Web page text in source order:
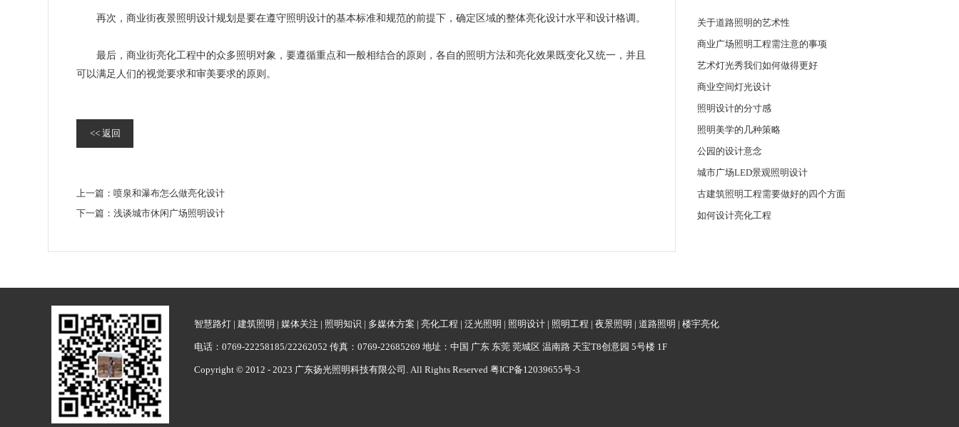
再次，商业街夜景照明设计规划是要在遵守照明设计的基本标准和规范的前提下，确定区域的整体亮化设计水平和设计格调。
最后，商业街亮化工程中的众多照明对象，要遵循重点和一般相结合的原则，各自的照明方法和亮化效果既变化又统一，并且
可以满足人们的视觉要求和审美要求的原则。
<< 返回
上一篇： 喷泉和瀑布怎么做亮化设计
下一篇： 浅谈城市休闲广场照明设计
关于道路照明的艺术性
商业广场照明工程需注意的事项
艺术灯光秀我们如何做得更好
商业空间灯光设计
照明设计的分寸感
照明美学的几种策略
公园的设计意念
城市广场LED景观照明设计
古建筑照明工程需要做好的四个方面
如何设计亮化工程
智慧路灯 | 建筑照明 | 媒体关注 | 照明知识 | 多媒体方案 | 亮化工程 | 泛光照明 | 照明设计 | 照明工程 | 夜景照明 | 道路照明 | 楼宇亮化
电话：0769-22258185/22262052 传真：0769-22685269 地址：中国 广东 东莞 莞城区 温南路 天宝T8创意园 5号楼 1F
Copyright © 2012 - 2023 广东扬光照明科技有限公司. All Rights Reserved 粤ICP备12039655号-3